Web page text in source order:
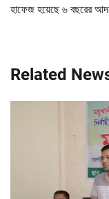
হাফেজ হয়েছে ৬ বছরের
Related